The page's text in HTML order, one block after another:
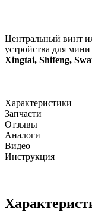
Центральный винт
устройства для
Xingtai, Shifeng,
Характеристики
Запчасти
Отзывы
Аналоги
Видео
Инструкция